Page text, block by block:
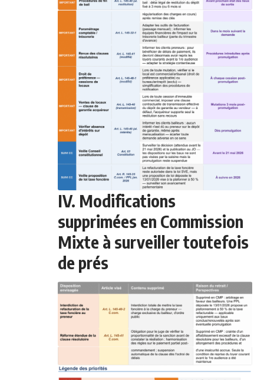
IV. Modifications
supprimées en Commission
Mixte à surveiller toutefois
de prés